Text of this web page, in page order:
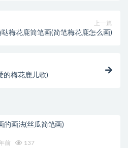
上一篇
哒梅花鹿简笔画(简笔梅花鹿怎么画)
的梅花鹿儿歌)
的画法(丝瓜简笔画)
前 137